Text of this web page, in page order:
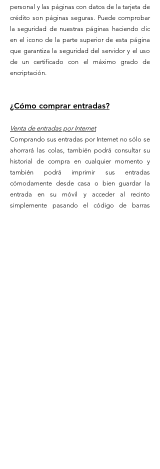
personal y las páginas con datos de la tarjeta de
crédito son páginas seguras. Puede comprobar
la seguridad de nuestras páginas haciendo clic
en el icono de la parte superior de esta página
que garantiza la seguridad del servidor y el uso
de un certificado con el máximo grado de
encriptación.
¿Cómo comprar entradas?
Venta de entradas por Internet
Comprando sus entradas por Internet no sólo se
ahorrará las colas, también podrá consultar su
historial de compra en cualquier momento y
también podrá imprimir sus entradas
cómodamente desde casa o bien guardar la
entrada en su móvil y acceder al recinto
simplemente pasando el código de barras